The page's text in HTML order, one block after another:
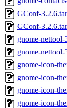
GConf-
GConf-
gnome-nettool-
gnome-nettool-
gnome-icon-
gnome-icon-
gnome-icon-
gnome-icon-